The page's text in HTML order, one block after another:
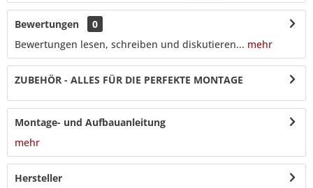
Bewertungen
0
Bewertungen lesen, schreiben und diskutieren... mehr
ZUBEHÖR - ALLES FÜR DIE PERFEKTE MONTAGE
Montage- und Aufbauanleitung
mehr
Hersteller